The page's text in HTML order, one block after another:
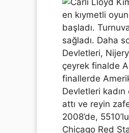
en kıymetli
başladı.
sağladı. Daha
Devletleri,
çeyrek finalde
finallerde
Devletleri
attı ve reyin
2008’de,
Chicago Red